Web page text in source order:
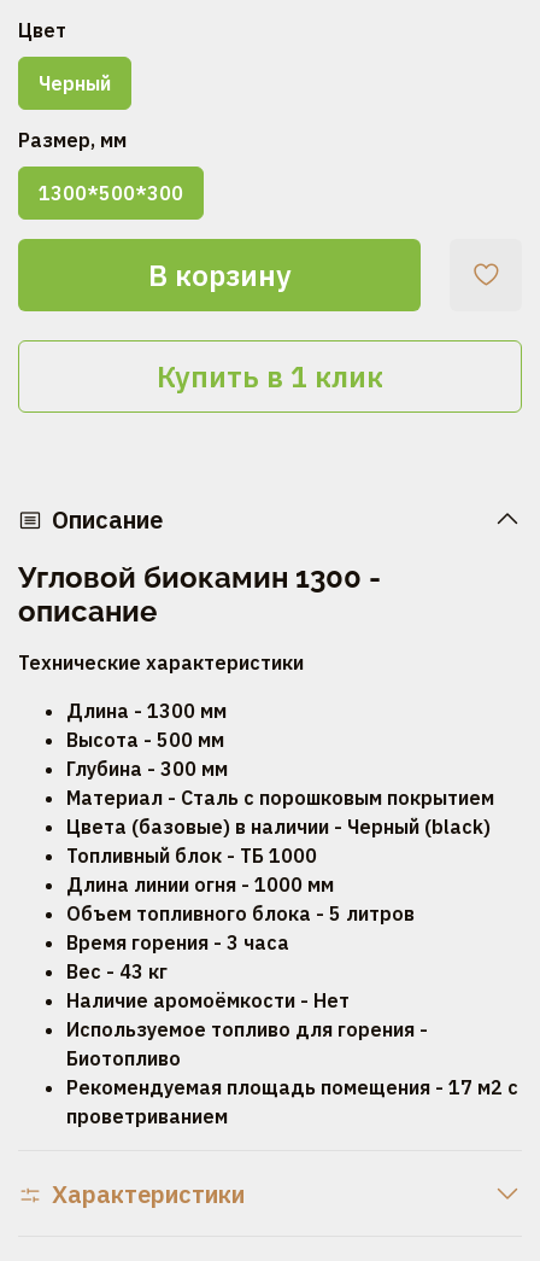
В корзину
Купить в 1 клик
Цвет
Черный
Размер, мм
1300*500*300
Описание
Угловой биокамин 1300 -
описание
Технические характеристики
Длина - 1300 мм
Высота - 500 мм
Глубина - 300 мм
Материал - Сталь с порошковым покрытием
Цвета (базовые) в наличии - Черный (black)
Топливный блок - ТБ 1000
Длина линии огня - 1000 мм
Объем топливного блока - 5 литров
Время горения - 3 часа
Вес - 43 кг
Наличие аромоёмкости - Нет
Используемое топливо для горения -
Биотопливо
Рекомендуемая площадь помещения - 17 м2 с
проветриванием
Характеристики